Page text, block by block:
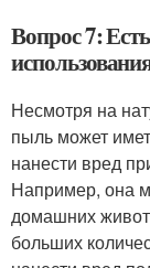
Вопрос 7:
Несмотря на
пыль может
нанести вред
Например, она
домашних
больших